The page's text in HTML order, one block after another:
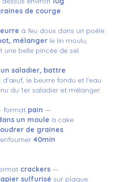
de courge
à feu doux dans un poêle.
mélanger le lin moulu,
une belle pincée de sel.
un saladier, battre
le beurre fondu et l'eau.
du 1er saladier et mélanger.
format pain —
un moule à cake
de graines
40min
crackers —
sulfurisé sur plaque